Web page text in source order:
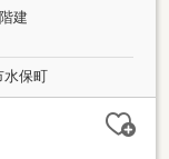
建
水保町